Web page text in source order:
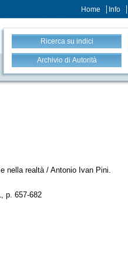
Home Info
Ricerca su indici
Archivio di Autorità